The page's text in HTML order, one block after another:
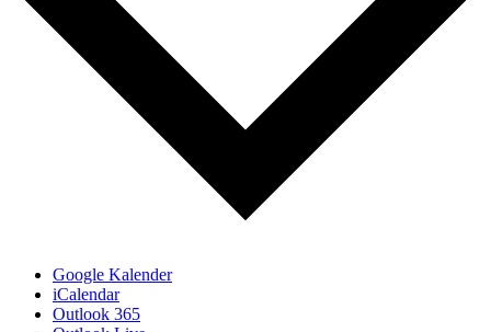
Google Kalender
iCalendar
Outlook 365